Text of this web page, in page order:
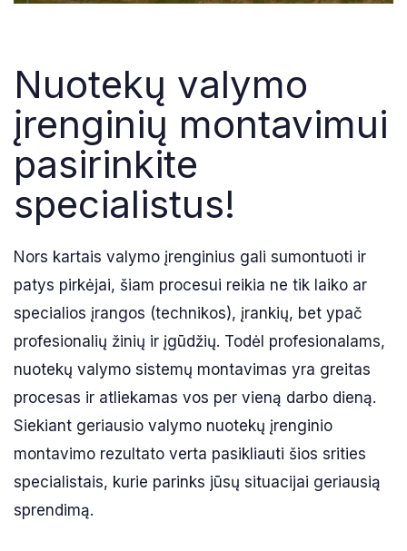
Nuotekų valymo
įrenginių montavimui
pasirinkite
specialistus!
Nors kartais valymo įrenginius gali sumontuoti ir
patys pirkėjai, šiam procesui reikia ne tik laiko ar
specialios įrangos (technikos), įrankių, bet ypač
profesionalių žinių ir įgūdžių. Todėl profesionalams,
nuotekų valymo sistemų montavimas yra greitas
procesas ir atliekamas vos per vieną darbo dieną.
Siekiant geriausio valymo nuotekų įrenginio
montavimo rezultato verta pasikliauti šios srities
specialistais, kurie parinks jūsų situacijai geriausią
sprendimą.